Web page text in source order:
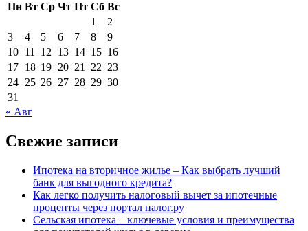
Пн Вт Ср Чт Пт Сб Вс
1
2
3
4 5 6 7 8
9
10 11 12 13 14 15 16
17 18 19 20 21 22 23
24 25 26 27 28 29 30
31
« Авг
Свежие записи
Ипотека на вторичное жилье – Как выбрать лучший
банк для выгодного кредита?
Как легко получить налоговый вычет за ипотечные
проценты через портал налог.ру
Сельская ипотека – ключевые условия и преимущества